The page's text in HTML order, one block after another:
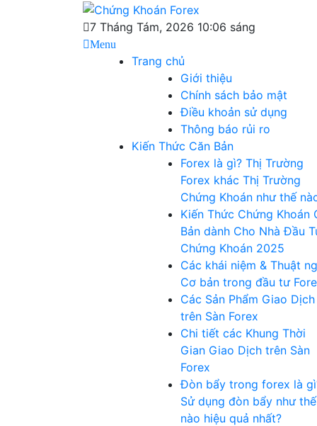
Chứng Khoán
Forex
Blog chia sẻ về Chứng Khoán và Forex
7 Tháng Tám, 2026 10:06 sáng
Menu
Trang chủ
Giới thiệu
Chính sách bảo mật
Điều khoản sử dụng
Thông báo rủi ro
Kiến Thức Căn Bản
Forex là gì? Thị Trường
Forex khác Thị Trường
Chứng Khoán như thế
Kiến Thức Chứng Khoán
Bản dành Cho Nhà Đầu
Chứng Khoán 2025
Các khái niệm & Thuật
Cơ bản trong đầu tư
Các Sản Phẩm Giao Dịch
trên Sàn Forex
Chi tiết các Khung Thời
Gian Giao Dịch trên Sàn
Forex
Đòn bẩy trong forex là
Sử dụng đòn bẩy như thế
nào hiệu quả nhất?